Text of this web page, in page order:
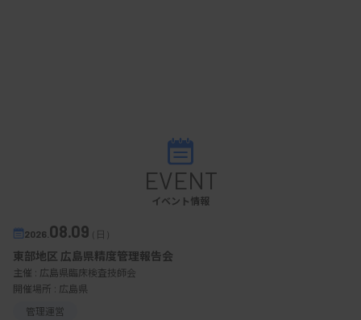
EVENT
イベント情報
2026. 08.09（日）
東部地区 広島県精度管理報告会
主催 : 広島県臨床検査技師会
開催場所 : 広島県
管理運営